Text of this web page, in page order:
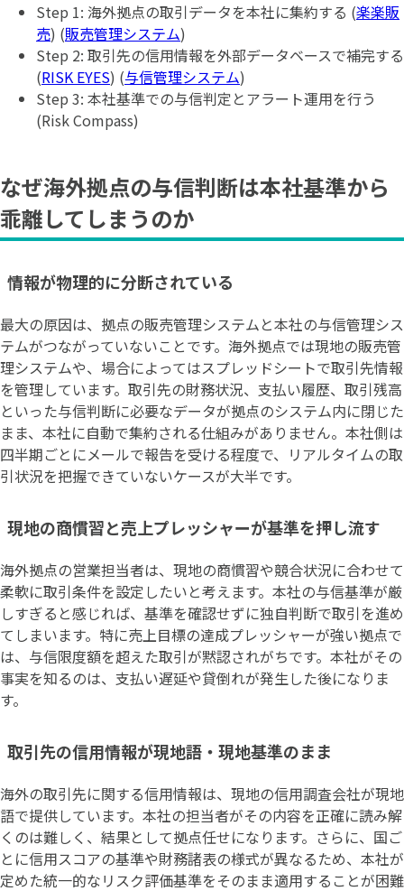
Step 1: 海外拠点の取引データを本社に集約する (楽楽販
売) (販売管理システム)
Step 2: 取引先の信用情報を外部データベースで補完する
(RISK EYES) (与信管理システム)
Step 3: 本社基準での与信判定とアラート運用を行う
(Risk Compass)
なぜ海外拠点の与信判断は本社基準から
乖離してしまうのか
情報が物理的に分断されている
最大の原因は、拠点の販売管理システムと本社の与信管理シス
テムがつながっていないことです。海外拠点では現地の販売管
理システムや、場合によってはスプレッドシートで取引先情報
を管理しています。取引先の財務状況、支払い履歴、取引残高
といった与信判断に必要なデータが拠点のシステム内に閉じた
まま、本社に自動で集約される仕組みがありません。本社側は
四半期ごとにメールで報告を受ける程度で、リアルタイムの取
引状況を把握できていないケースが大半です。
現地の商慣習と売上プレッシャーが基準を押し流す
海外拠点の営業担当者は、現地の商慣習や競合状況に合わせて
柔軟に取引条件を設定したいと考えます。本社の与信基準が厳
しすぎると感じれば、基準を確認せずに独自判断で取引を進め
てしまいます。特に売上目標の達成プレッシャーが強い拠点で
は、与信限度額を超えた取引が黙認されがちです。本社がその
事実を知るのは、支払い遅延や貸倒れが発生した後になりま
す。
取引先の信用情報が現地語・現地基準のまま
海外の取引先に関する信用情報は、現地の信用調査会社が現地
語で提供しています。本社の担当者がその内容を正確に読み解
くのは難しく、結果として拠点任せになります。さらに、国ご
とに信用スコアの基準や財務諸表の様式が異なるため、本社が
定めた統一的なリスク評価基準をそのまま適用することが困難